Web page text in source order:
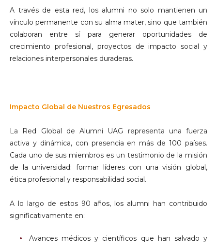
A través de esta red, los alumni no solo mantienen un
vínculo permanente con su alma mater, sino que también
colaboran entre sí para generar oportunidades de
crecimiento profesional, proyectos de impacto social y
relaciones interpersonales duraderas.
Impacto Global de Nuestros Egresados
La Red Global de Alumni UAG representa una fuerza
activa y dinámica, con presencia en más de 100 países.
Cada uno de sus miembros es un testimonio de la misión
de la universidad: formar líderes con una visión global,
ética profesional y responsabilidad social.
A lo largo de estos 90 años, los alumni han contribuido
significativamente en:
Avances médicos y científicos que han salvado y